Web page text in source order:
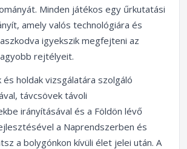
Minden játékos egy űrkutatási
amely valós technológiára és
igyekszik megfejteni az
rejtélyeit.
és holdak vizsgálatára szolgáló
távcsövek távoli
irányításával és a Földön lévő
a Naprendszerben és
a bolygónkon kívüli élet jelei után. A